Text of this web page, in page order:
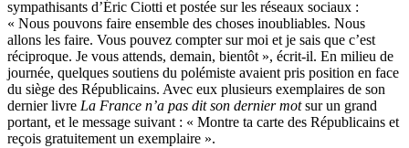
sympathisants d’Éric Ciotti et postée sur les réseaux sociaux :
« Nous pouvons faire ensemble des choses inoubliables. Nous
allons les faire. Vous pouvez compter sur moi et je sais que c’est
réciproque. Je vous attends, demain, bientôt », écrit-il. En milieu de
journée, quelques soutiens du polémiste avaient pris position en face
du siège des Républicains. Avec eux plusieurs exemplaires de son
dernier livre La France n’a pas dit son dernier motsur un grand
portant, et le message suivant : « Montre ta carte des Républicains et
reçois gratuitement un exemplaire ».